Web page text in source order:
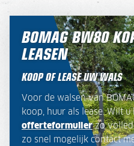
BOMAG BW80
LEASEN
KOOP OF LEASE UW WALS
Voor de walsen van
koop, huur als lease. Wilt
offerteformulierzo
zo snel mogelijk contact